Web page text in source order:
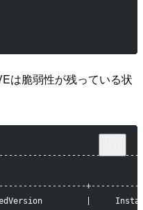
は脆弱性が残っている状
|